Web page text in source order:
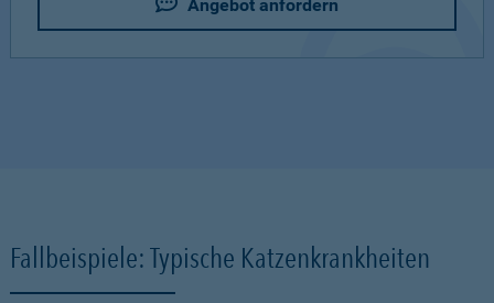
Angebot anfordern
Fallbeispiele: Typische Katzenkrankheiten